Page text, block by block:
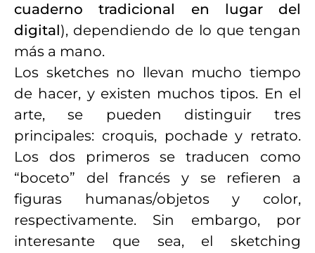
cuaderno tradicional en lugar del
digital), dependiendo de lo que tengan
más a mano.
Los sketches no llevan mucho tiempo
de hacer, y existen muchos tipos. En el
arte, se pueden distinguir tres
principales: croquis, pochade y retrato.
Los dos primeros se traducen como
“boceto” del francés y se refieren a
figuras humanas/objetos y color,
respectivamente. Sin embargo, por
interesante que sea, el sketching